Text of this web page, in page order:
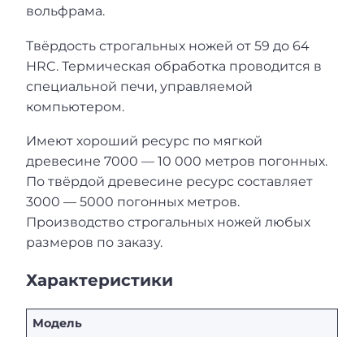
вольфрама.
Твёрдость строгальных ножей от 59 до 64
HRC. Термическая обработка проводится в
специальной печи, управляемой
компьютером.
Имеют хороший ресурс по мягкой
древесине 7000 — 10 000 метров погонных.
По твёрдой древесине ресурс составляет
3000 — 5000 погонных метров.
Производство строгальных ножей любых
размеров по заказу.
Характеристики
Модель